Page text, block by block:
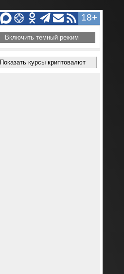
18+
Включить темный режим
Показать курсы криптовалют